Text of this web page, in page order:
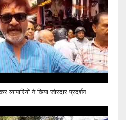
ने किया जोरदार प्रदर्शन